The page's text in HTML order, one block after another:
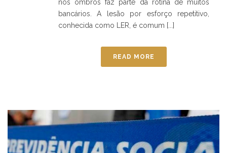
nos ombros faz parte da rotina de muitos
bancários. A lesão por esforço repetitivo,
conhecida como LER, é comum [...]
READ MORE